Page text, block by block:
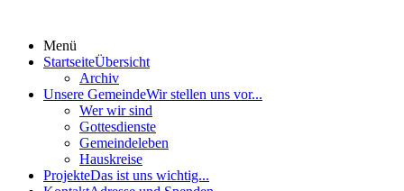
Menü
StartseiteÜbersicht
Archiv
Unsere GemeindeWir stellen uns vor...
Wer wir sind
Gottesdienste
Gemeindeleben
Hauskreise
ProjekteDas ist uns wichtig...